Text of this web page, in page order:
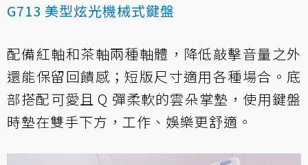
G713 美型炫光機械式鍵盤
配備紅軸和茶軸兩種軸體，降低敲擊音量之外
還能保留回饋感；短版尺寸適用各種場合。底
部搭配可愛且 Q 彈柔軟的雲朵掌墊，使用鍵盤
時墊在雙手下方，工作、娛樂更舒適。